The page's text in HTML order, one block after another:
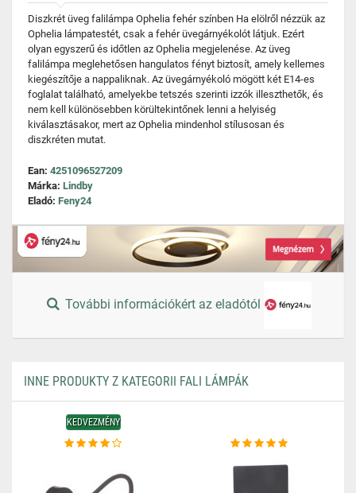
Diszkrét üveg falilámpa Ophelia fehér színben Ha elölről nézzük az
Ophelia lámpatestét, csak a fehér üvegárnyékolót látjuk. Ezért
olyan egyszerű és időtlen az Ophelia megjelenése. Az üveg
falilámpa meglehetősen hangulatos fényt biztosít, amely kellemes
kiegészítője a nappaliknak. Az üvegárnyékoló mögött két E14-es
foglalat található, amelyekbe tetszés szerinti izzók illeszthetők, és
nem kell különösebben körültekintőnek lenni a helyiség
kiválasztásakor, mert az Ophelia mindenhol stílusosan és
diszkréten mutat.
Ean: 4251096527209
Márka: Lindby
Eladó: Feny24
További információkért az eladótól
INNE PRODUKTY Z KATEGORII FALI LÁMPÁK
KEDVEZMÉNY